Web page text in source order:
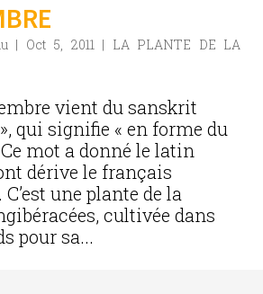
| Oct 5, 2011| LA PLANTE DE LA
vient du sanskrit
qui signifie « en forme du
mot a donné le latin
dérive le français
une plante de la
cultivée dans
pour sa...